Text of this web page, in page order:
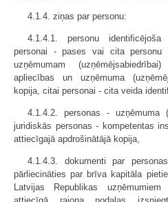
4.1.4. ziņas par personu:
4.1.4.1. personu
personai - pases vai cita personu
uzņēmumam
apliecības un uzņēmuma
kopija, citai personai - cita veida
4.1.4.2. personas - uzņēmuma
juridiskās personas - kompetentas
attiecīgajā apdrošinātājā kopija,
4.1.4.3. dokumenti par
pārliecināties par brīva kapitāla
Latvijas Republikas